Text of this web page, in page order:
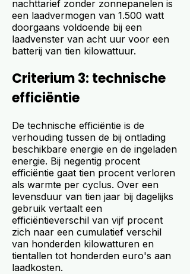
nachttarief zonder zonnepanelen is
een laadvermogen van 1.500 watt
doorgaans voldoende bij een
laadvenster van acht uur voor een
batterij van tien kilowattuur.
Criterium 3: technische
efficiëntie
De technische efficiëntie is de
verhouding tussen de bij ontlading
beschikbare energie en de ingeladen
energie. Bij negentig procent
efficiëntie gaat tien procent verloren
als warmte per cyclus. Over een
levensduur van tien jaar bij dagelijks
gebruik vertaalt een
efficiëntieverschil van vijf procent
zich naar een cumulatief verschil
van honderden kilowatturen en
tientallen tot honderden euro's aan
laadkosten.